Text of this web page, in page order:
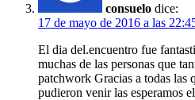
consuelo dice:
17 de mayo de 2016 a las
El dia del.encuentro fue
muchas de las personas que
patchwork Gracias a todas las
pudieron venir las esperamos